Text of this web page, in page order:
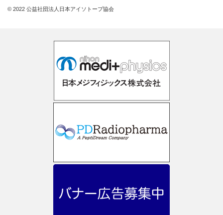
© 2022 公益社団法人日本アイソトープ協会